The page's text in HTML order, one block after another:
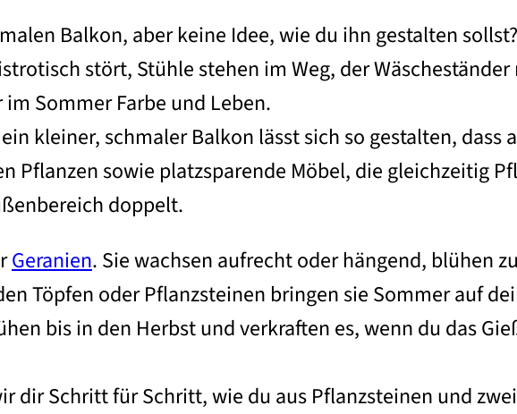
Balkon, aber keine Idee, wie du ihn gestalten
stört, Stühle stehen im Weg, der
Sommer Farbe und Leben.
kleiner, schmaler Balkon lässt sich so gestalten,
Pflanzen sowie platzsparende Möbel, die gleichzeitig
doppelt.
Geranien. Sie wachsen aufrecht oder hängend, blühen
Töpfen oder Pflanzsteinen bringen sie Sommer auf
bis in den Herbst und verkraften es, wenn du das
dir Schritt für Schritt, wie du aus Pflanzsteinen und